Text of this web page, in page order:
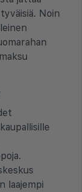
Noin
laajempi